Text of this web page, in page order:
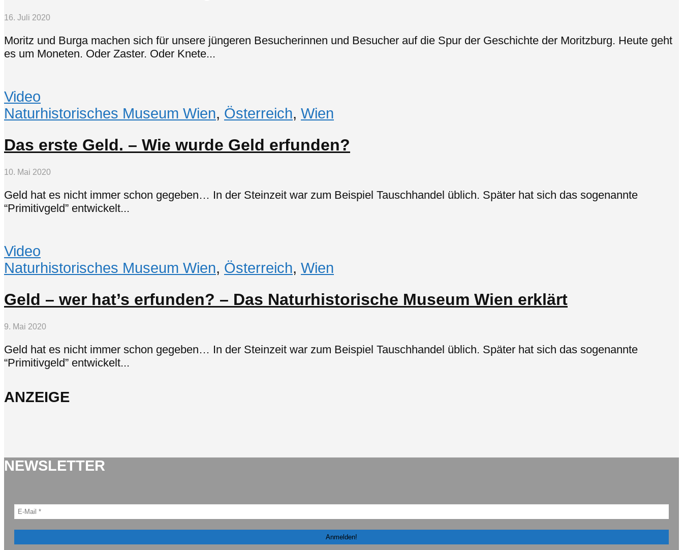
16. Juli 2020
Moritz und Burga machen sich für unsere jüngeren Besucherinnen und Besucher auf die Spur der Geschichte der Moritzburg. Heute geht
es um Moneten. Oder Zaster. Oder Knete...
Video
Naturhistorisches Museum Wien, Österreich, Wien
Das erste Geld. – Wie wurde Geld erfunden?
10. Mai 2020
Geld hat es nicht immer schon gegeben… In der Steinzeit war zum Beispiel Tauschhandel üblich. Später hat sich das sogenannte
“Primitivgeld” entwickelt...
Video
Naturhistorisches Museum Wien, Österreich, Wien
Geld – wer hat’s erfunden? – Das Naturhistorische Museum Wien erklärt
9. Mai 2020
Geld hat es nicht immer schon gegeben… In der Steinzeit war zum Beispiel Tauschhandel üblich. Später hat sich das sogenannte
“Primitivgeld” entwickelt...
ANZEIGE
NEWSLETTER